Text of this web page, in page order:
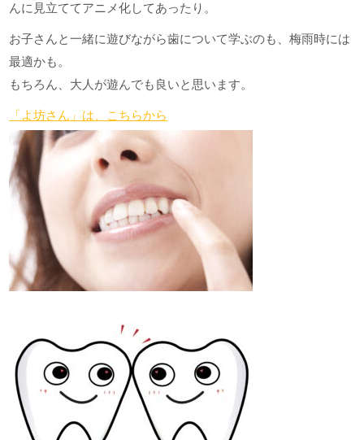
んに見立ててアニメ化してあったり。
お子さんと一緒に遊びながら歯について学ぶのも、梅雨時には
最適かも。
もちろん、大人が遊んでも良いと思います。
「よ坊さん」は、こちらから